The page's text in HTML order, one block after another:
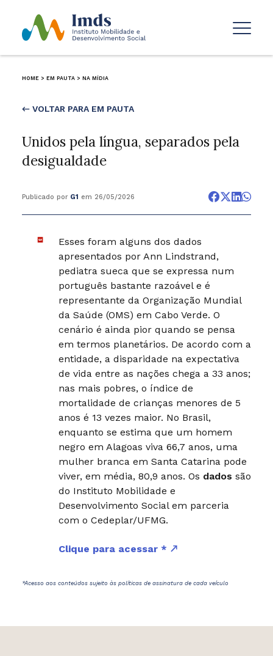
HOME > EM PAUTA > NA MÍDIA
← VOLTAR PARA EM PAUTA
Unidos pela língua, separados pela
desigualdade
Publicado por G1 em 26/05/2026
Esses foram alguns dos dados
apresentados por Ann Lindstrand,
pediatra sueca que se expressa num
português bastante razoável e é
representante da Organização Mundial
da Saúde (OMS) em Cabo Verde. O
cenário é ainda pior quando se pensa
em termos planetários. De acordo com a
entidade, a disparidade na expectativa
de vida entre as nações chega a 33 anos;
nas mais pobres, o índice de
mortalidade de crianças menores de 5
anos é 13 vezes maior. No Brasil,
enquanto se estima que um homem
negro em Alagoas viva 66,7 anos, uma
mulher branca em Santa Catarina pode
viver, em média, 80,9 anos. Os dados são
do Instituto Mobilidade e
Desenvolvimento Social em parceria
com o Cedeplar/UFMG.
Clique para acessar *
*Acesso aos conteúdos sujeito às políticas de assinatura de cada veículo